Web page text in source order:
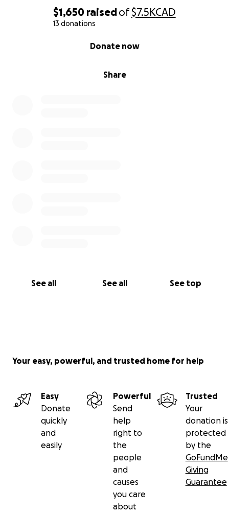
$1,650 raisedof$7.5KCAD
13 donations
Share
Donate now
See all See all See top
Your easy, powerful, and trusted home for help
Easy
Donate
quickly
and
easily
Powerful
Send
help
right to
the
people
and
causes
you care
about
Trusted
Your
donation is
protected
by the
GoFundMe
Giving
Guarantee